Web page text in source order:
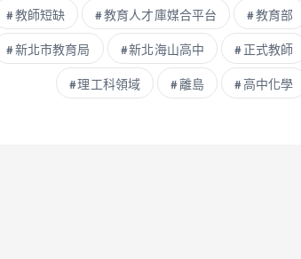
教師短缺 教育人才庫媒合平台 教育部
新北市教育局 新北海山高中 正式教師
理工科領域 離島 高中化學